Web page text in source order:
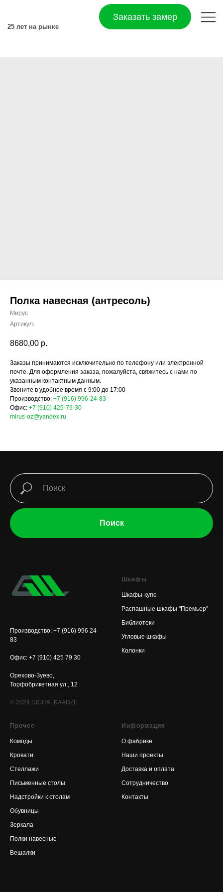
Заказать замер
Полка навесная (антресоль)
Мирус
Артикул:
8680,00 р.
Заказы принимаются исключительно по телефону или электронной
почте. Для оформления заказа, пожалуйста, свяжитесь с нами по
указанным контактным данным.
Звоните в удобное время с 9:00 до 17:00
Производство: +7 (916) 996-24-83
Офис: +7 (910) 425-79-30
mirus-oz@yandex.ru
Поиск
Производство: +7 (916) 996 24
83
Офис: +7 (910) 425 79 30
Орехово-Зуево,
Торфобрикетная ул., 12
© 2024 DIGITALKAADZE
Шкафы
Шкафы-купе
Распашные шкафы "Премьер"
Библиотеки
Угловые шкафы
Колонки
Прочее
Комоды
Кровати
Стеллажи
Письменные столы
Надстройки к столам
Обувницы
Зеркала
Полки навесные
Вешалки
Информация
О фабрике
Наши проекты
Доставка и оплата
Сотрудничество
Контакты